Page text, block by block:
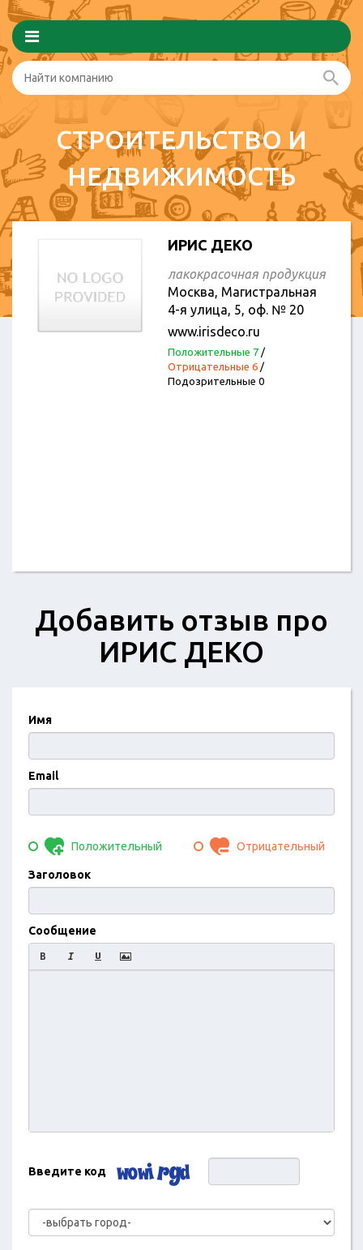
СТРОИТЕЛЬСТВО И
НЕДВИЖИМОСТЬ
ИРИС ДЕКО
лакокрасочная продукция
Москва, Магистральная
4-я улица, 5, оф. № 20
www.irisdeco.ru
Положительные 7/
Отрицательные 6/
Подозрительные 0
Добавить отзыв про
ИРИС ДЕКО
Имя
Email
Положительный Отрицательный
Заголовок
Сообщение
Введите код